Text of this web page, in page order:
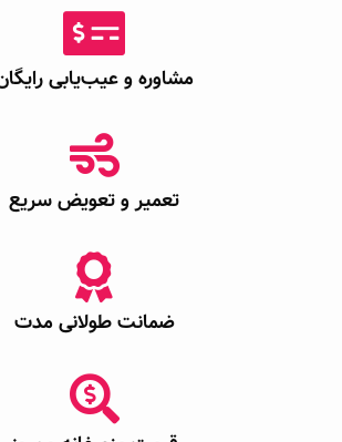
مشاوره و عیب‌یابی
تعمیر و تعویض سریع
ضمانت طولانی مدت